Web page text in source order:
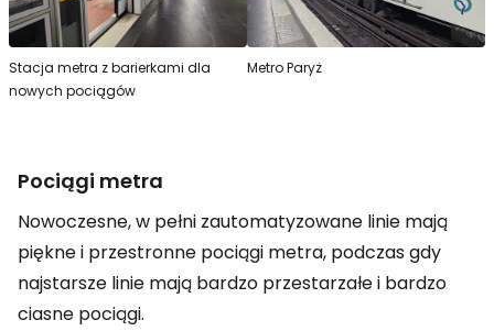
Stacja metra z barierkami dla
nowych pociągów
Metro Paryż
Pociągi metra
Nowoczesne, w pełni zautomatyzowane linie mają
piękne i przestronne pociągi metra, podczas gdy
najstarsze linie mają bardzo przestarzałe i bardzo
ciasne pociągi.